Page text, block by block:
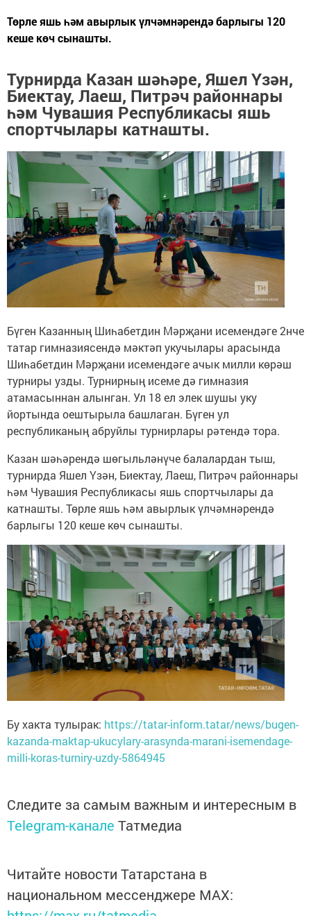
Төрле яшь һәм авырлык үлчәмнәрендә барлыгы 120
кеше көч сынашты.
Турнирда Казан шәһәре, Яшел Үзән,
Биектау, Лаеш, Питрәч районнары
һәм Чувашия Республикасы яшь
спортчылары катнашты.
Бүген Казанның Шиһабетдин Мәрҗани исемендәге 2нче
татар гимназиясендә мәктәп укучылары арасында
Шиһабетдин Мәрҗани исемендәге ачык милли көрәш
турниры узды. Турнирның исеме дә гимназия
атамасыннан алынган. Ул 18 ел элек шушы уку
йортында оештырыла башлаган. Бүген ул
республиканың абруйлы турнирлары рәтендә тора.
Казан шәһәрендә шөгыльләнүче балалардан тыш,
турнирда Яшел Үзән, Биектау, Лаеш, Питрәч районнары
һәм Чувашия Республикасы яшь спортчылары да
катнашты. Төрле яшь һәм авырлык үлчәмнәрендә
барлыгы 120 кеше көч сынашты.
Бу хакта тулырак: https://tatar-inform.tatar/news/bugen-
kazanda-maktap-ukucylary-arasynda-marani-isemendage-
milli-koras-turniry-uzdy-5864945
Следите за самым важным и интересным в
Telegram-канале Татмедиа
Читайте новости Татарстана в
национальном мессенджере MАХ: